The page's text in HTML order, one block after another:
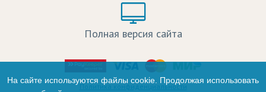
Полная версия сайта
Политика конфиденциальности
-
На сайте используются файлы cookie. Продолжая использовать